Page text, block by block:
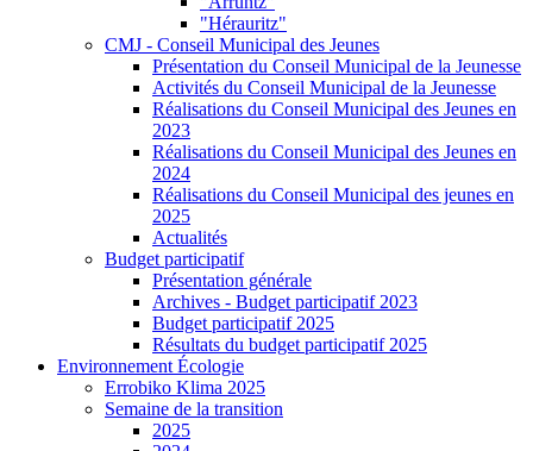
"Hérauritz"
CMJ - Conseil Municipal des Jeunes
Présentation du Conseil Municipal de la Jeunesse
Activités du Conseil Municipal de la Jeunesse
Réalisations du Conseil Municipal des Jeunes en
2023
Réalisations du Conseil Municipal des Jeunes en
2024
Réalisations du Conseil Municipal des jeunes en
2025
Actualités
Budget participatif
Présentation générale
Archives - Budget participatif 2023
Budget participatif 2025
Résultats du budget participatif 2025
Environnement Écologie
Errobiko Klima 2025
Semaine de la transition
2025